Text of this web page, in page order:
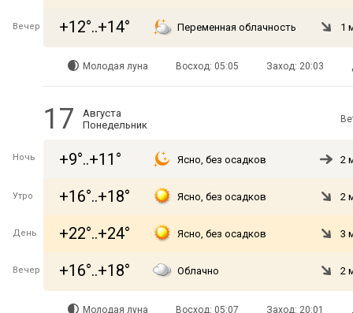
Вечер +12°..+14° Переменная облачность 1
Молодая луна Восход: 05:05 Заход: 20:03
17
Августа
Понедельник
Ночь +9°..+11° Ясно, без осадков 2
Утро +16°..+18° Ясно, без осадков 2
День +22°..+24° Ясно, без осадков 3
Вечер +16°..+18° Облачно 2
Молодая луна Восход: 05:07 Заход: 20:01